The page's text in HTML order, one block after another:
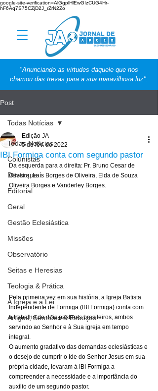
google-site-verification=AlGgplHlEwGIzCUG4Hr-
hF6Aq7S75CZjD2J_rZrN2Zo
"Anunciando as virtudes daquele que nos
chamou das trevas para a sua maravilhosa luz".
Post
Todas Notícias
Colunistas
Destaque
Editorial
Geral
Gestão Eclesiástica
Missões
Observatório
Seitas e Heresias
Teologia & Prática
A Igreja e a Lei
Artigos, Sermões & Esboços
Todas Notícias
IBI Formiga conta com segundo pastor
Edição JA
5 de fev. de 2022
Da esquerda para a direita: Pr. Bruno Cesar de
Oliveira, Laís Borges de Oliveira, Elda de Souza
Oliveira Borges e Vanderley Borges.
Pela primeira vez em sua história, a Igreja Batista
Independente de Formiga (IBI Formiga) conta com
o trabalho de dois pastores brasileiros, ambos
servindo ao Senhor e à Sua igreja em tempo
integral.
O aumento gradativo das demandas eclesiásticas e
o desejo de cumprir o Ide do Senhor Jesus em sua
própria cidade, levaram à IBI Formiga a
compreender a necessidade e a importância do
auxílio de um segundo pastor.